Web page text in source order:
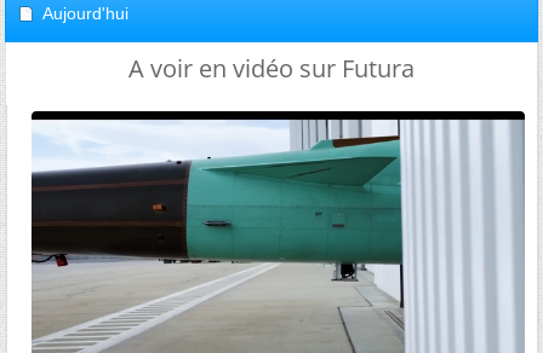
Aujourd'hui
A voir en vidéo sur Futura